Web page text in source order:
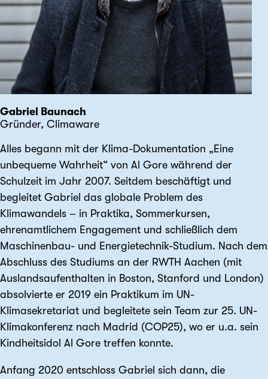
Gabriel Baunach
Gründer, Climaware
Alles begann mit der Klima-Dokumentation „Eine
unbequeme Wahrheit“ von Al Gore während der
Schulzeit im Jahr 2007. Seitdem beschäftigt und
begleitet Gabriel das globale Problem des
Klimawandels – in Praktika, Sommerkursen,
ehrenamtlichem Engagement und schließlich dem
Maschinenbau- und Energietechnik-Studium. Nach dem
Abschluss des Studiums an der RWTH Aachen (mit
Auslandsaufenthalten in Boston, Stanford und London)
absolvierte er 2019 ein Praktikum im UN-
Klimasekretariat und begleitete sein Team zur 25. UN-
Klimakonferenz nach Madrid (COP25), wo er u.a. sein
Kindheitsidol Al Gore treffen konnte.
Anfang 2020 entschloss Gabriel sich dann, die